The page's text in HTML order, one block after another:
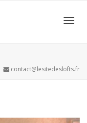
contact@lesitedeslofts.fr